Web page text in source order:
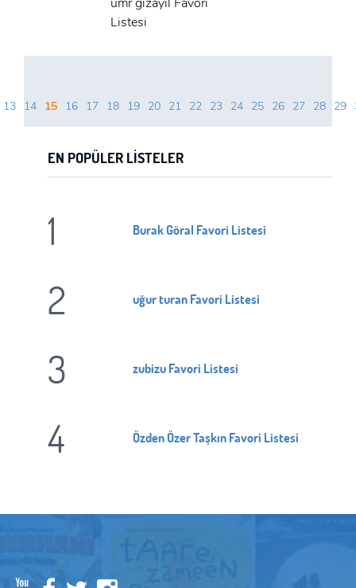
Listesi
13 14 15 16 17 18 19 20 21 22 23 24 25 26 27 28 29
EN POPÜLER LISTELER
1 Burak Göral Favori Listesi
2 uğur turan Favori Listesi
3 zubizu Favori Listesi
4 Özden Özer Taşkın Favori Listesi